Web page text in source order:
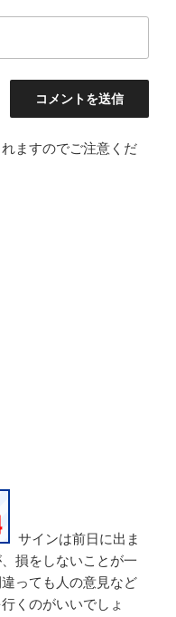
ますのでご注意くだ
サインは前日に出ま
損をしないことが一
っても人の意見など
くのがいいでしょ